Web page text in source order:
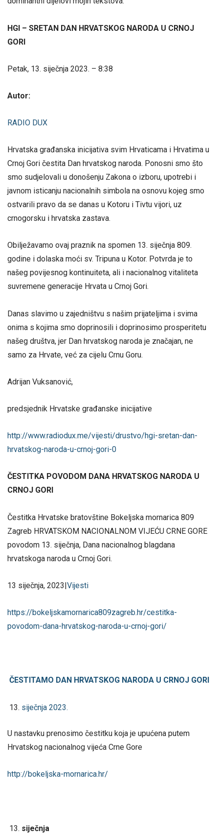
HGI – SRETAN DAN HRVATSKOG NARODA U CRNOJ
GORI
Petak, 13. siječnja 2023. – 8:38
Autor:
RADIO DUX
Hrvatska građanska inicijativa svim Hrvaticama i Hrvatima u
Crnoj Gori čestita Dan hrvatskog naroda. Ponosni smo što
smo sudjelovali u donošenju Zakona o izboru, upotrebi i
javnom isticanju nacionalnih simbola na osnovu kojeg smo
ostvarili pravo da se danas u Kotoru i Tivtu vijori, uz
crnogorsku i hrvatska zastava.
Obilježavamo ovaj praznik na spomen 13. siječnja 809.
godine i dolaska moći sv. Tripuna u Kotor. Potvrda je to
našeg povijesnog kontinuiteta, ali i nacionalnog vitaliteta
suvremene generacije Hrvata u Crnoj Gori.
Danas slavimo u zajedništvu s našim prijateljima i svima
onima s kojima smo doprinosili i doprinosimo prosperitetu
našeg društva, jer Dan hrvatskog naroda je značajan, ne
samo za Hrvate, već za cijelu Crnu Goru.
Adrijan Vuksanović,
predsjednik Hrvatske građanske inicijative
http://www.radiodux.me/vijesti/drustvo/hgi-sretan-dan-
hrvatskog-naroda-u-crnoj-gori-0
ČESTITKA POVODOM DANA HRVATSKOG NARODA U
CRNOJ GORI
Čestitka Hrvatske bratovštine Bokeljska mornarica 809
Zagreb HRVATSKOM NACIONALNOM VIJEĆU CRNE GORE
povodom 13. siječnja, Dana nacionalnog blagdana
hrvatskoga naroda u Crnoj Gori.
13 siječnja, 2023|Vijesti
https://bokeljskamornarica809zagreb.hr/cestitka-
povodom-dana-hrvatskog-naroda-u-crnoj-gori/
ČESTITAMO DAN HRVATSKOG NARODA U CRNOJ GORI
siječnja 2023.
U nastavku prenosimo čestitku koja je upućena putem
Hrvatskog nacionalnog vijeća Crne Gore
http://bokeljska-mornarica.hr/
siječnja